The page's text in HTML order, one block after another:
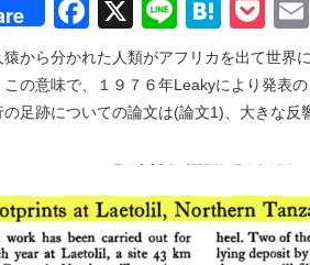
から分かれた人類がアフリカを出て世界
の意味で、１９７６年Leakyにより発表
の足跡についての論文は(論文1)、大きな反